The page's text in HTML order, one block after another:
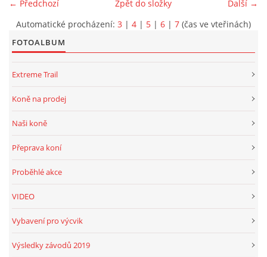
← Předchozí Další →
Zpět do složky
Automatické procházení: 3 | 4 | 5 | 6 | 7 (čas ve vteřinách)
FOTOALBUM
Extreme Trail
Koně na prodej
Naši koně
Přeprava koní
Proběhlé akce
VIDEO
Vybavení pro výcvik
Výsledky závodů 2019